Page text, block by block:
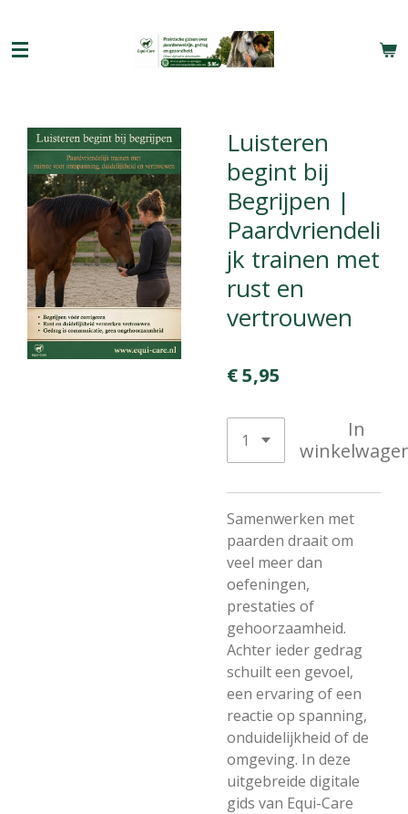
direct
naar
Luisteren
begint bij
Begrijpen |
Paardvriendeli
jk trainen met
rust en
vertrouwen
€ 5,95
In
Samenwerken met
paarden draait om
veel meer dan
oefeningen,
prestaties of
gehoorzaamheid.
Achter ieder gedrag
schuilt een gevoel,
een ervaring of een
reactie op spanning,
onduidelijkheid of de
omgeving. In deze
uitgebreide digitale
gids van Equi-Care